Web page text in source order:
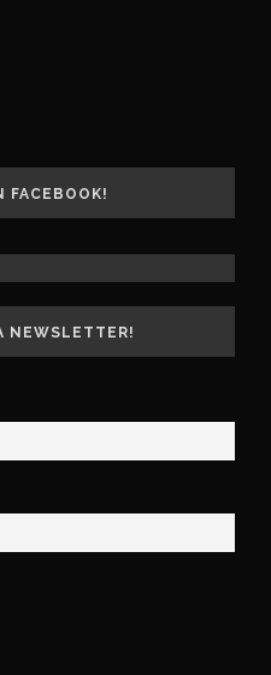
FACEBOOK!
NEWSLETTER!